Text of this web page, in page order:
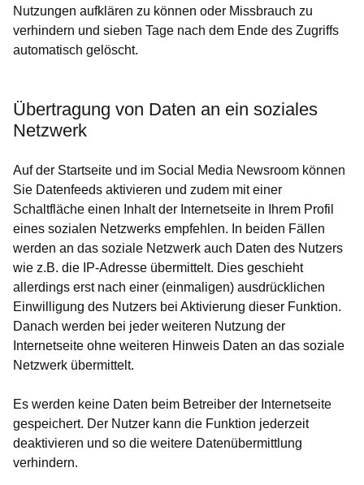
Nutzungen aufklären zu können oder Missbrauch zu
verhindern und sieben Tage nach dem Ende des Zugriffs
automatisch gelöscht.
Übertragung von Daten an ein soziales
Netzwerk
Auf der Startseite und im Social Media Newsroom können
Sie Datenfeeds aktivieren und zudem mit einer
Schaltfläche einen Inhalt der Internetseite in Ihrem Profil
eines sozialen Netzwerks empfehlen. In beiden Fällen
werden an das soziale Netzwerk auch Daten des Nutzers
wie z.B. die IP-Adresse übermittelt. Dies geschieht
allerdings erst nach einer (einmaligen) ausdrücklichen
Einwilligung des Nutzers bei Aktivierung dieser Funktion.
Danach werden bei jeder weiteren Nutzung der
Internetseite ohne weiteren Hinweis Daten an das soziale
Netzwerk übermittelt.
Es werden keine Daten beim Betreiber der Internetseite
gespeichert. Der Nutzer kann die Funktion jederzeit
deaktivieren und so die weitere Datenübermittlung
verhindern.